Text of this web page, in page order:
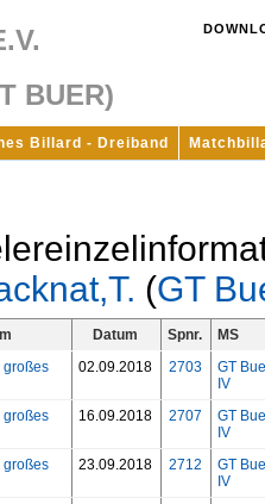
BUER)
Billard - Dreiband
(GT
Datum Spnr.
MS
großes
02.09.2018 2703
GT
IV
großes
16.09.2018 2707
GT
IV
großes
23.09.2018 2712
GT
IV